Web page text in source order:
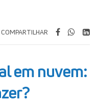
COMPARTILHAR
em nuvem: